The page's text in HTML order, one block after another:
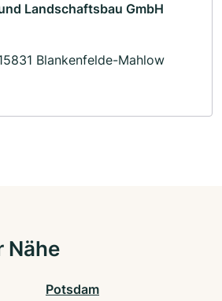
Landschaftsbau GmbH
Blankenfelde-Mahlow
Nähe
Potsdam